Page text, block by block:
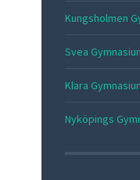
Kungsholmen
Svea
Klara
Nyköpings